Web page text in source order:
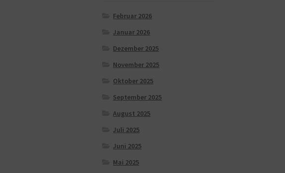
Februar 2026
Januar 2026
Dezember 2025
November 2025
Oktober 2025
September 2025
August 2025
Juli 2025
Juni 2025
Mai 2025